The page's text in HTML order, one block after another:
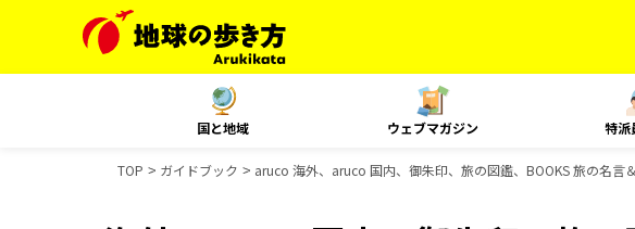
国と地域 ウェブマガジン 特派
TOP ガイドブック aruco 海外、aruco 国内、御朱印、旅の図鑑、BOOKS 旅の名言